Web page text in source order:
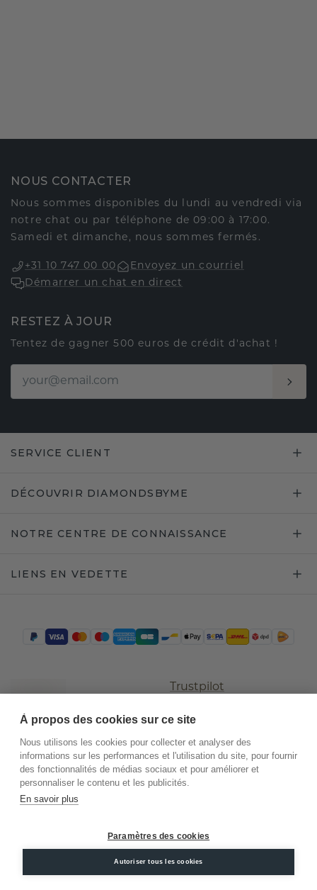
NOUS CONTACTER
Nous sommes disponibles du lundi au vendredi via
notre chat ou par téléphone de 09:00 à 17:00.
Samedi et dimanche, nous sommes fermés.
+31 10 747 00 00
Envoyez un courriel
Démarrer un chat en direct
RESTEZ À JOUR
Tentez de gagner 500 euros de crédit d'achat !
SERVICE CLIENT
DÉCOUVRIR DIAMONDSBYME
NOTRE CENTRE DE CONNAISSANCE
LIENS EN VEDETTE
Trustpilot
.DiamondsByMe
Conditions
Confidentialité
Mentions
À propos des cookies sur ce site
Nous utilisons les cookies pour collecter et analyser des
informations sur les performances et l'utilisation du site, pour fournir
des fonctionnalités de médias sociaux et pour améliorer et
personnaliser le contenu et les publicités.
En savoir plus
Paramètres des cookies
Autoriser tous les cookies